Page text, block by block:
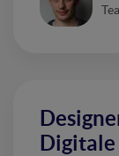
Digitale